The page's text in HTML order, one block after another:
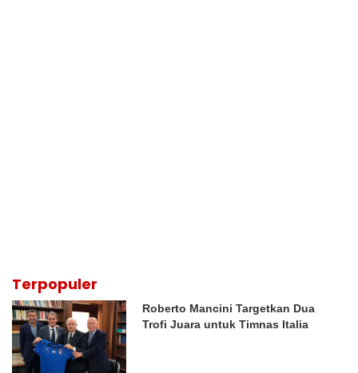
Terpopuler
Roberto Mancini Targetkan Dua
Trofi Juara untuk Timnas Italia